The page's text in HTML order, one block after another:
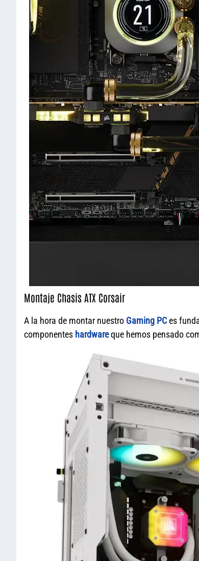
Montaje Chasis ATX Corsair
A la hora de montar nuestro Gaming PCes
componentes hardwareque hemos pensado